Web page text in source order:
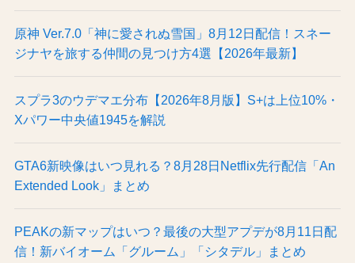
原神 Ver.7.0「神に愛されぬ雪国」8月12日配信！スネー
ジナヤを旅する仲間の見つけ方4選【2026年最新】
スプラ3のウデマエ分布【2026年8月版】S+は上位10%・
Xパワー中央値1945を解説
GTA6新映像はいつ見れる？8月28日Netflix先行配信「An
Extended Look」まとめ
PEAKの新マップはいつ？最後の大型アプデが8月11日配
信！新バイオーム「グルーム」「シタデル」まとめ